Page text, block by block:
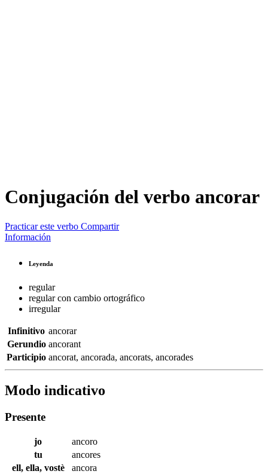
Conjugación del verbo ancorar
Practicar este verbo Compartir
Información
Leyenda
regular
regular con cambio ortográfico
irregular
Infinitivo ancorar
Gerundio ancorant
Participio ancorat, ancorada, ancorats, ancorades
Modo indicativo
Presente
jo
ancoro
tu
ancores
ell, ella, vostè
ancora